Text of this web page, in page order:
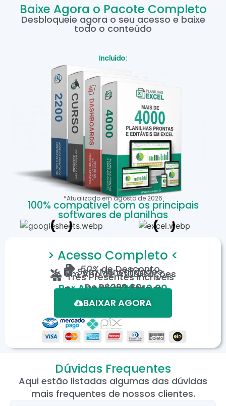
Baixe Agora o Pacote Completo
Desbloqueie agora o seu acesso e baixe
todo o conteúdo
Incluído:
*Atualizado emagostode 2026
100% compatível com os principais
softwares de planilhas
> Acesso Completo <
50%de Desconto
Sem Mensalidades
Um Ano de Atualizações
Três Presentes Incríveis
DeR$299,80
Por Apenas: R$149,90
Em até 12X de R$15,19
*Oferta válida por tempo limitado.
BAIXAR AGORA
Dúvidas Frequentes
Aqui estão listadas algumas das dúvidas
mais frequentes de nossos clientes.